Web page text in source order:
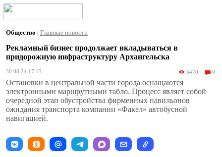
Общество | Главные новости
Рекламный бизнес продолжает вкладываться в
придорожную инфраструктуру Архангельска
30.08.24 17:13 3470 0
Остановки в центральной части города оснащаются
электронными маршрутными табло. Процесс являет собой
очередной этап обустройства фирменных павильонов
ожидания транспорта компании «Факел» автобусной
навигацией.